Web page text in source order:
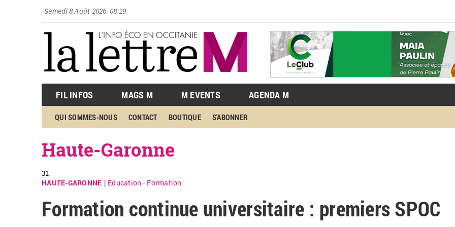
Samedi 8 Août 2026, 08:29
FIL INFOS MAGS M M EVENTS AGENDA M
QUI SOMMES-NOUS CONTACT BOUTIQUE S'ABONNER
Haute-Garonne
31
HAUTE-GARONNE Education - Formation
Formation continue universitaire : premiers SPOC